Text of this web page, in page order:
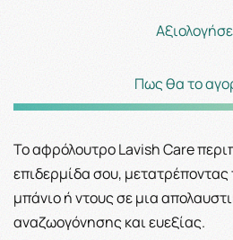
Πως θα το
Το αφρόλουτρο Lavish Care
επιδερμίδα σου,
μπάνιο ή ντους σε μια
αναζωογόνησης και ευεξίας.